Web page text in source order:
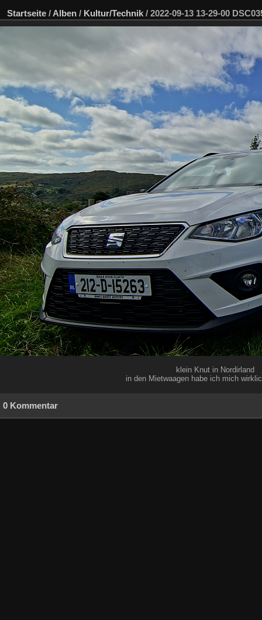
Startseite / Alben / Kultur/Technik / 2022-09-13 13-29-00
klein Knut in Nordirland
in den Mietwaagen habe ich mich
0 Kommentar